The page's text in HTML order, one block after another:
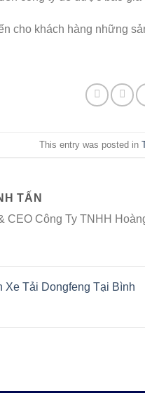
cho khách hàng những
This entry was posted in
TẤN
CEO Công Ty TNHH
Xe Tải Dongfeng Tại Bình